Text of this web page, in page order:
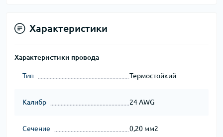
Характеристики
Характеристики провода
Тип Термостойкий
Калибр 24 AWG
Сечение 0,20 мм2